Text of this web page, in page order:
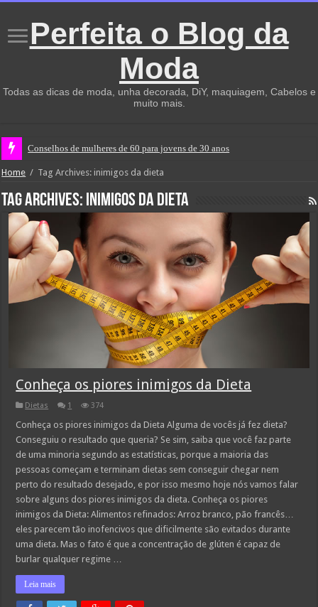
Perfeita o Blog da
Moda
Todas as dicas de moda, unha decorada, DiY, maquiagem, Cabelos e
muito mais.
Conselhos de mulheres de 60 para jovens de 30 anos
Home / Tag Archives: inimigos da dieta
Tag Archives: inimigos da dieta
Conheça os piores inimigos da Dieta
Dietas 1 374
Conheça os piores inimigos da Dieta Alguma de vocês já fez dieta?
Conseguiu o resultado que queria? Se sim, saiba que você faz parte
de uma minoria segundo as estatísticas, porque a maioria das
pessoas começam e terminam dietas sem conseguir chegar nem
perto do resultado desejado, e por isso mesmo hoje nós vamos falar
sobre alguns dos piores inimigos da dieta. Conheça os piores
inimigos da Dieta: Alimentos refinados: Arroz branco, pão francês…
eles parecem tão inofencivos que dificilmente são evitados durante
uma dieta. Mas o fato é que a concentração de glúten é capaz de
burlar qualquer regime …
Leia mais